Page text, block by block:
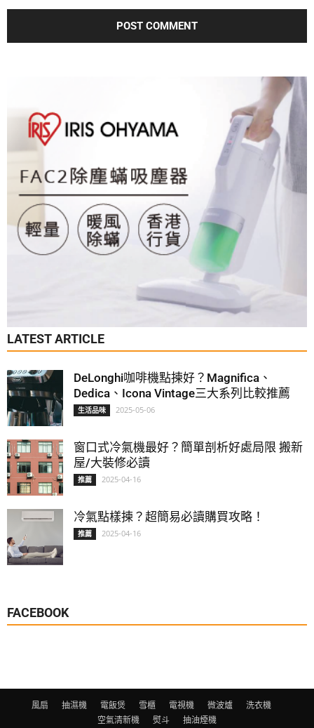
LATEST ARTICLE
DeLonghi咖啡機點揀好？Magnifica、
Dedica、Icona Vintage三大系列比較推薦
生活品味 2025-05-06
窗口式冷氣機最好？簡單剖析好處局限 搬新
屋/大裝修必讀
推薦 2025-04-16
冷氣點樣揀？超簡易必讀購買攻略！
推薦 2025-04-16
FACEBOOK
風扇 抽濕機 電飯煲 雪櫃 電視機 微波爐
洗衣機
空氣清新機
熨斗 抽油煙機